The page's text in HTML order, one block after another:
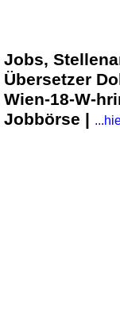
Jobs,
Übersetzer
Wien-18-W-
Jobbörse |